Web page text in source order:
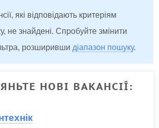
які відповідають критеріям
не знайдені. Спробуйте змінити
розширивши діапазон пошуку.
НОВІ ВАКАНСІЇ: